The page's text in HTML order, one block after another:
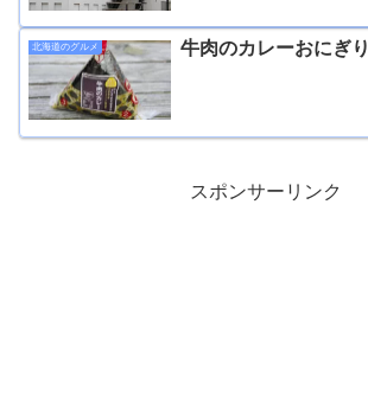
北海道のグルメ 牛肉のカレーおにぎり
スポンサーリンク